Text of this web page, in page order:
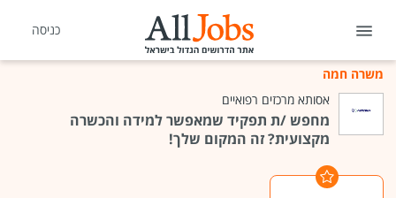
כניסה
משרה חמה
אסותא מרכזים רפואיים
מחפש /ת תפקיד שמאפשר למידה והכשרה
מקצועית? זה המקום שלך!